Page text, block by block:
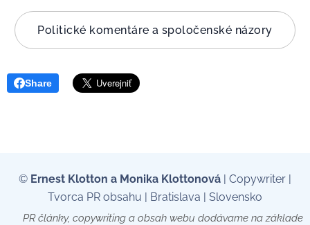
Politické komentáre a spoločenské názory
Share
© Ernest Klotton a Monika Klottonová | Copywriter |
Tvorca PR obsahu | Bratislava | Slovensko
📄 PR články, copywriting a obsah webu dodávame na základe